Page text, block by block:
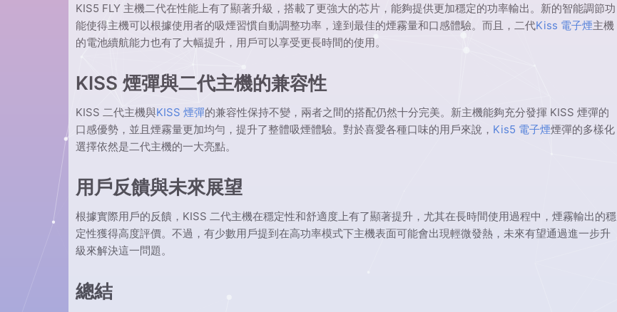
KIS5 FLY 主機二代在性能上有了顯著升級，搭載了更強大的芯片，能夠提供更加穩定的功率輸出。新的智能調節功
能使得主機可以根據使用者的吸煙習慣自動調整功率，達到最佳的煙霧量和口感體驗。而且，二代Kiss 電子煙主機
的電池續航能力也有了大幅提升，用戶可以享受更長時間的使用。
KISS 煙彈與二代主機的兼容性
KISS 二代主機與KISS 煙彈的兼容性保持不變，兩者之間的搭配仍然十分完美。新主機能夠充分發揮 KISS 煙彈的
口感優勢，並且煙霧量更加均勻，提升了整體吸煙體驗。對於喜愛各種口味的用戶來說， Kis5 電子煙煙彈的多樣化
選擇依然是二代主機的一大亮點。
用戶反饋與未來展望
根據實際用戶的反饋，KISS 二代主機在穩定性和舒適度上有了顯著提升，尤其在長時間使用過程中，煙霧輸出的穩
定性獲得高度評價。不過，有少數用戶提到在高功率模式下主機表面可能會出現輕微發熱，未來有望通過進一步升
級來解決這一問題。
總結